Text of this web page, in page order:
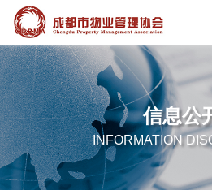
信息公
INFORMATION